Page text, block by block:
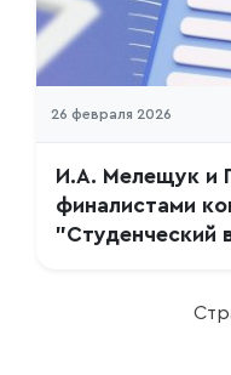
26 февраля 2026
И.А. Мелещук и
финалистами
"Студенческий